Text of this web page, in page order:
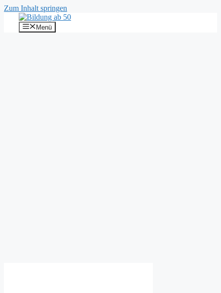
Zum Inhalt springen
Menü